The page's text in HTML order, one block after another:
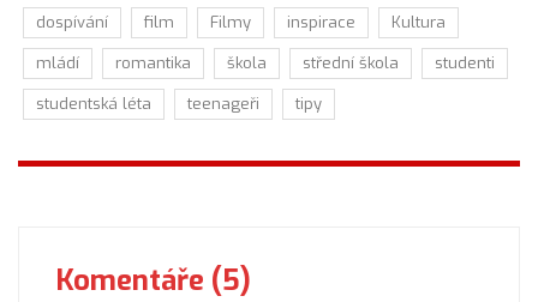
dospívání film Filmy inspirace
Kultura
mládí
romantika škola střední škola
studenti
studentská léta
teenageři tipy
Komentáře (5)